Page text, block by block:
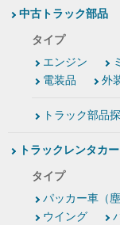
中古トラック部品
タイプ
エンジン
電装品
外
トラック部品
トラックレンタカー
タイプ
パッカー車（
ウイング